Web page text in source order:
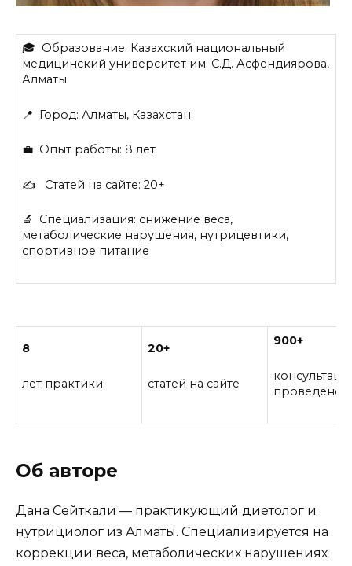
🎓 Образование: Казахский национальный
медицинский университет им. С.Д. Асфендиярова,
Алматы
📍 Город: Алматы, Казахстан
💼 Опыт работы: 8 лет
✍️ Статей на сайте: 20+
🔬 Специализация: снижение веса,
метаболические нарушения, нутрицевтики,
спортивное питание
8
лет практики
20+
статей на сайте
900+
проведено
Об авторе
Дана Сейткали — практикующий диетолог и
нутрициолог из Алматы. Специализируется на
коррекции веса, метаболических нарушениях